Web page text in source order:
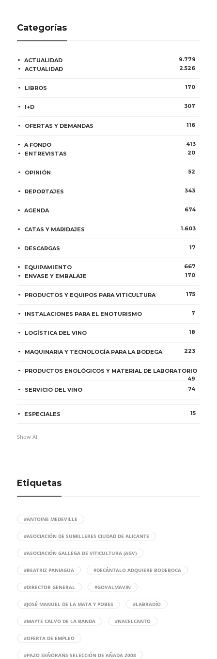
Categorías
ACTUALIDAD
9.779
ACTUALIDAD
2.526
LIBROS 170
I+D 307
OFERTAS Y DEMANDAS 116
A FONDO
413
ENTREVISTAS
20
OPINIÓN 52
REPORTAJES 343
AGENDA 674
CATAS Y MARIDAJES 1.603
DESCARGAS 17
EQUIPAMIENTO
667
ENVASE Y EMBALAJE
170
PRODUCTOS Y EQUIPOS PARA VITICULTURA 175
INSTALACIONES PARA EL ENOTURISMO 7
LOGÍSTICA DEL VINO 18
MAQUINARIA Y TECNOLOGÍA PARA LA BODEGA 223
PRODUCTOS ENOLÓGICOS Y MATERIAL DE LABORATORIO
49
SERVICIO DEL VINO
74
ESPECIALES 15
Show All
Etiquetas
#ANTOINE MEDEVILLE
#ASOCIACIÓN DE SUMILLERES CIUDAD DE ALICANTE
#ASOCIACIÓN GALLEGA DE VITICULTURA (AGV)
#BEATRIZ PANIAGUA #DECÁNTALO ADQUIERE BODEBOCA
#DIRECTOR GENERAL #GOVALMAVIN
#JOSÉ MANUEL DE LA MATA Y POBES #LABRADÍO
#MAYTE CALVO DE LA BANDA #NACELCANTO
#OFERTA DE EMPLEO
#PAZO SEÑORANS SELECCIÓN DE AÑADA 2008